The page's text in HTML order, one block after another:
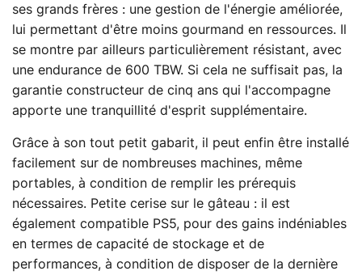
ses grands frères : une gestion de l'énergie améliorée,
lui permettant d'être moins gourmand en ressources. Il
se montre par ailleurs particulièrement résistant, avec
une endurance de 600 TBW. Si cela ne suffisait pas, la
garantie constructeur de cinq ans qui l'accompagne
apporte une tranquillité d'esprit supplémentaire.
Grâce à son tout petit gabarit, il peut enfin être installé
facilement sur de nombreuses machines, même
portables, à condition de remplir les prérequis
nécessaires. Petite cerise sur le gâteau : il est
également compatible PS5, pour des gains indéniables
en termes de capacité de stockage et de
performances, à condition de disposer de la dernière